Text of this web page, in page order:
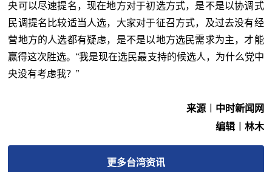
央可以尽速提名，现在地方对于初选方式，是不是以协调式
民调提名比较适当人选，大家对于征召方式，及过去没有经
营地方的人选都有疑虑，是不是以地方选民需求为主，才能
赢得这次胜选。“我是现在选民最支持的候选人，为什么党中
央没有考虑我？”
来源︱中时新闻网
编辑︱林木
更多台湾资讯